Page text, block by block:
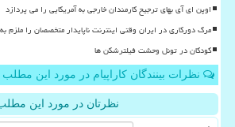
اوپن ای آی بهای ترجیح کارمندان خارجی به آمریکایی را می پردازد
مرگ دورکاری در ایران وقتی اینترنت ناپایدار متخصصان را ملزم
کودکان در تونل وحشت فیلترشکن ها
نظرات بینندگان کاراپیام در مورد این مطلب
نظرتان در مورد این